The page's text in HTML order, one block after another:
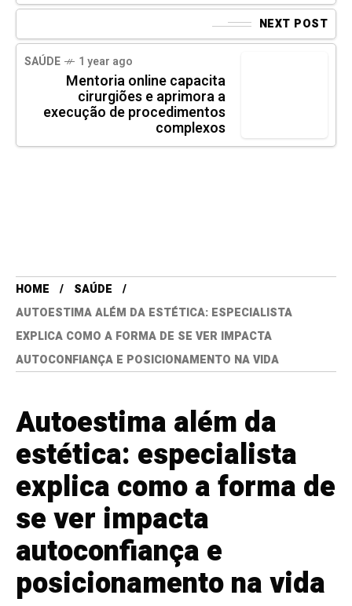
NEXT POST
SAÚDE 1 year ago
Mentoria online capacita
cirurgiões e aprimora a
execução de procedimentos
complexos
HOME
SAÚDE
AUTOESTIMA ALÉM DA ESTÉTICA: ESPECIALISTA
EXPLICA COMO A FORMA DE SE VER IMPACTA
AUTOCONFIANÇA E POSICIONAMENTO NA VIDA
Autoestima além da
estética: especialista
explica como a forma de
se ver impacta
autoconfiança e
posicionamento na vida